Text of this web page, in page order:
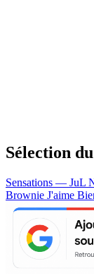
Sélection
Sensations — JuL
Brownie J'aime